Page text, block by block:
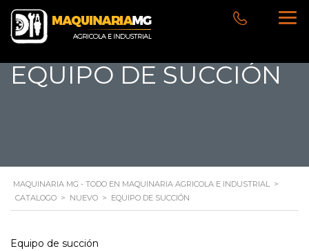
EQUIPO DE SUCCIÓN
MAQUINARIA MG - TODO EN MAQUINARIA AGRICOLA E INDUSTRIAL >
CATALOGO > NUEVO > EQUIPO DE SUCCIÓN
Equipo de succión